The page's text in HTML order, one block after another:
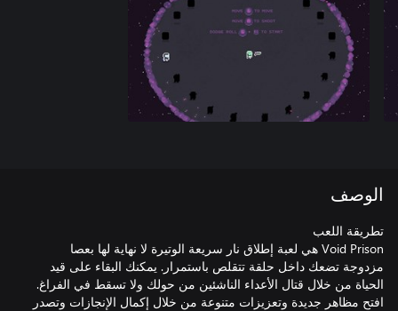
الوصف
Void Prison هي لعبة إطلاق نار سريعة الوتيرة لا نهاية لها بعصا
مزدوجة تضعك داخل حلقة تتقلص باستمرار. يمكنك البقاء على قيد
الحياة من خلال قتال الأعداء الناشئين من حولك ولا تسقط في الفراغ.
افتح مظاهر جديدة وتعزيزات متنوعة من خلال إكمال الإنجازات وتصدر